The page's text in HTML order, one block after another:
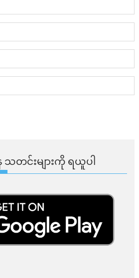
သတင်းများကို ရယူပါ